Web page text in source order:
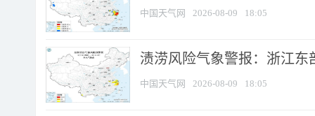
中国天气网 2026-08-09 18:05
渍涝风险气象警报：浙江
中国天气网 2026-08-09 18:05